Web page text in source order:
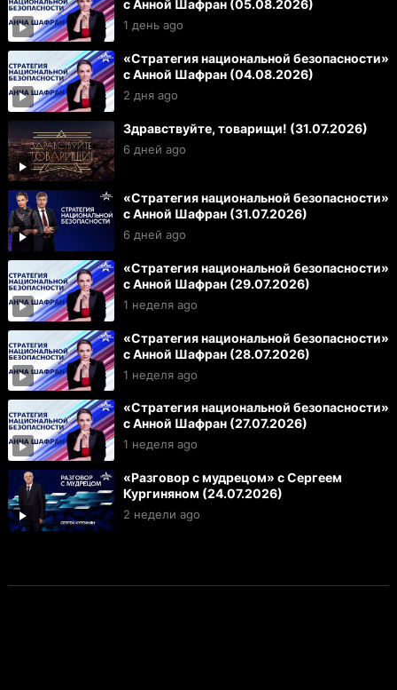
с Анной Шафран (05.08.2026)
1 день ago
«Стратегия национальной безопасности»
с Анной Шафран (04.08.2026)
2 дня ago
Здравствуйте, товарищи! (31.07.2026)
6 дней ago
«Стратегия национальной безопасности»
с Анной Шафран (31.07.2026)
6 дней ago
«Стратегия национальной безопасности»
с Анной Шафран (29.07.2026)
1 неделя ago
«Стратегия национальной безопасности»
с Анной Шафран (28.07.2026)
1 неделя ago
«Стратегия национальной безопасности»
с Анной Шафран (27.07.2026)
1 неделя ago
«Разговор с мудрецом» с Сергеем
Кургиняном (24.07.2026)
2 недели ago